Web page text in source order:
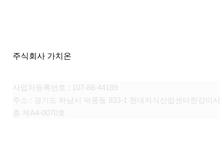
주식회사 가치온
사업자등록번호 : 107-88-44189
주소 : 경기도 하남시 덕풍동 833-1 현대지식산업센터한강미
층 제A4-0070호